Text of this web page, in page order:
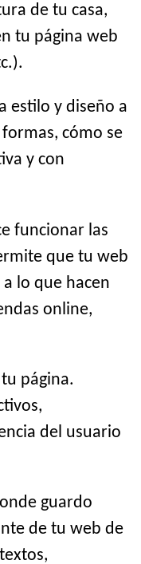
de tu casa,
tu página web
estilo y diseño a
cómo se
y con
funcionar las
que tu web
lo que hacen
online,
página.
del usuario
guardo
de tu web de